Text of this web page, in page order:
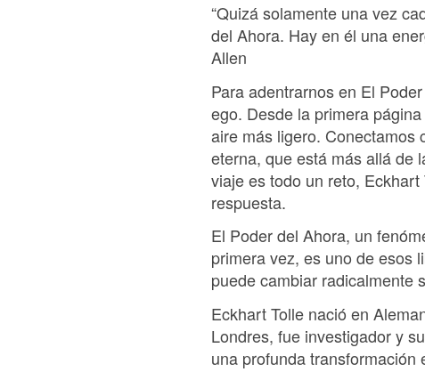
“Quizá solamente una vez
del Ahora. Hay en él una
Allen
Para adentrarnos en El
ego. Desde la primera
aire más ligero. Conectamos
eterna, que está más allá de
viaje es todo un reto,
respuesta.
El Poder del Ahora, un
primera vez, es uno de esos
puede cambiar radicalmente
Eckhart Tolle nació en
Londres, fue investigador y
una profunda